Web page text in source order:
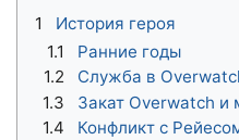
1
История героя
1.1
Ранние годы
1.2
Служба в
1.3
Закат Overwatch и
1.4
Конфликт с